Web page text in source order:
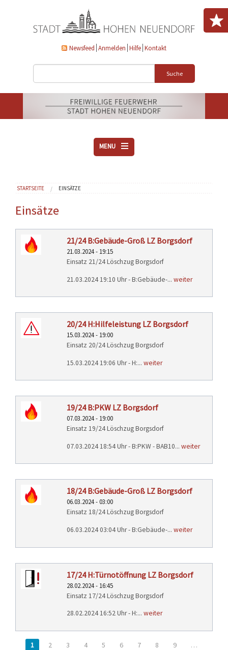
Newsfeed Anmelden Hilfe Kontakt
Suche
MENU
KONTAKT
TECHNIK
Sie sind hier
STARTSEITE EINSÄTZE
Einsätze
21/24 B:Gebäude-Groß LZ Borgsdorf
21.03.2024 - 19:15
Einsatz 21/24 Löschzug Borgsdorf
21.03.2024 19:10 Uhr - B:Gebäude-... weiter
20/24 H:Hilfeleistung LZ Borgsdorf
15.03.2024 - 19:00
Einsatz 20/24 Löschzug Borgsdorf
15.03.2024 19:06 Uhr - H:... weiter
19/24 B:PKW LZ Borgsdorf
07.03.2024 - 19:00
Einsatz 19/24 Löschzug Borgsdorf
07.03.2024 18:54 Uhr - B:PKW - BAB10... weiter
18/24 B:Gebäude-Groß LZ Borgsdorf
06.03.2024 - 03:00
Einsatz 18/24 Löschzug Borgsdorf
06.03.2024 03:04 Uhr - B:Gebäude-... weiter
17/24 H:Türnotöffnung LZ Borgsdorf
28.02.2024 - 16:45
Einsatz 17/24 Löschzug Borgsdorf
28.02.2024 16:52 Uhr - H:... weiter
Seiten
1 2 3 4 5 6 7 8 9
…